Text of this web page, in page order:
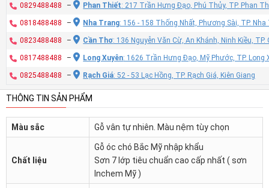
0829488488 – Phan Thiết: 217 Trần Hưng Đạo, Phú Thủy, TP. Phan
0818488488 – Nha Trang: 156 - 158 Thống Nhất, Phương Sài, TP.
0823488488 – Cần Thơ: 136 Nguyễn Văn Cừ, An Khánh, Ninh Kiều,
0817488488 – Long Xuyên: 1626 Trần Hưng Đạo, Mỹ Phước, TP. Long
0825488488 – Rạch Giá: 52 - 53 Lạc Hồng, TP. Rạch Giá, Kiên Giang
THÔNG TIN SẢN PHẨM
Màu sắc Gỗ vân tự nhiên. Màu nệm tùy chọn
Chất liệu
Gỗ óc chó Bắc Mỹ nhập khẩu
Sơn 7 lớp tiêu chuẩn cao cấp nhất ( sơn
Inchem Mỹ )